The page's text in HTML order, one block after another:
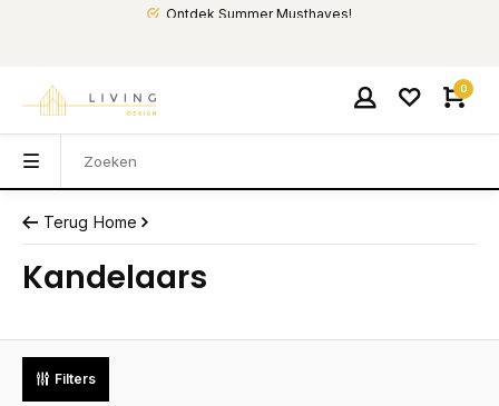
Ontdek Summer Musthaves!
0
Terug Home
Kandelaars
Filters